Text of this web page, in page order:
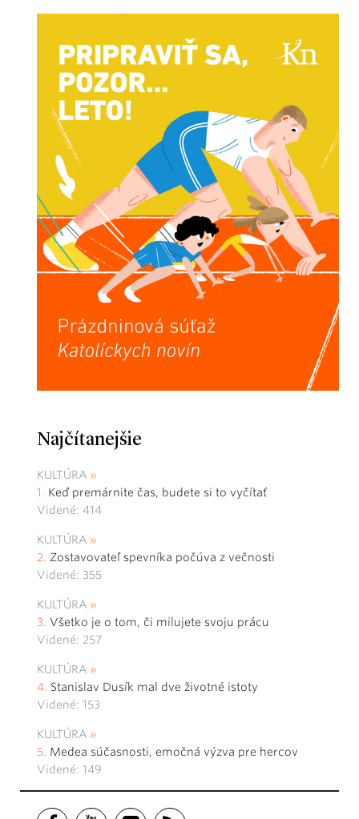
Najčítanejšie
KULTÚRA
Keď premárnite čas, budete si to vyčítať
Videné: 414
KULTÚRA
Zostavovateľ spevníka počúva z večnosti
Videné: 355
KULTÚRA
Všetko je o tom, či milujete svoju prácu
Videné: 257
KULTÚRA
Stanislav Dusík mal dve životné istoty
Videné: 153
KULTÚRA
Medea súčasnosti, emočná výzva pre hercov
Videné: 149